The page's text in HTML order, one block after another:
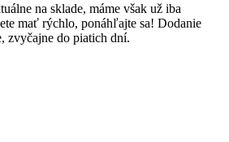
na sklade, máme však už iba
mať rýchlo, ponáhľajte sa! Dodanie
zvyčajne do piatich dní.